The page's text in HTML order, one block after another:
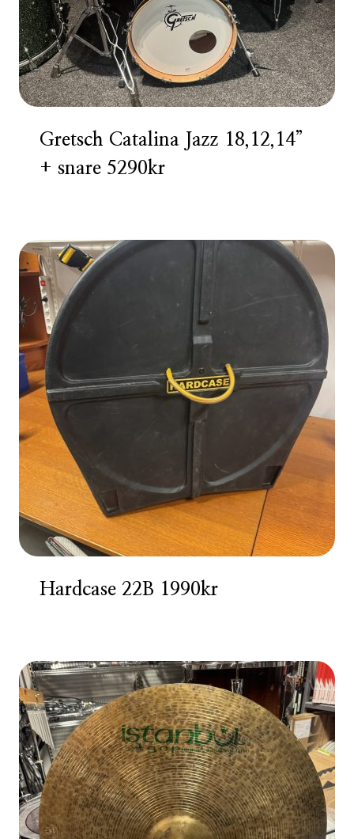
Gretsch Catalina Jazz 18,12,14”
+ snare 5290kr
Hardcase 22B 1990kr